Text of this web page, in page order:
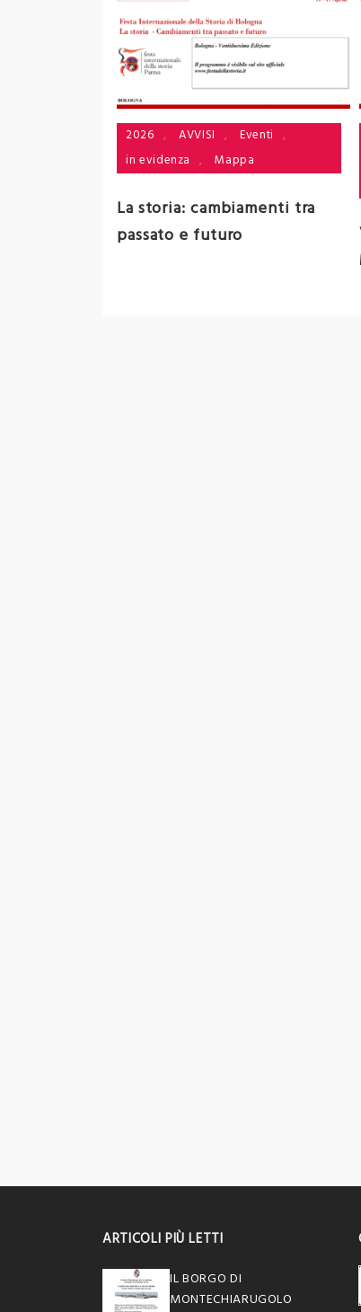
2026 , AVVISI , Eventi ,
in evidenza , Mappa
La storia: cambiamenti tra
passato e futuro
ARTICOLI PIÙ LETTI
IL BORGO DI
MONTECHIARUGOLO